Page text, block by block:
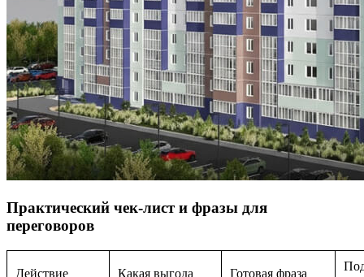
Практический чек-лист и фразы для
переговоров
Действие Какая выгода Готовая фраза